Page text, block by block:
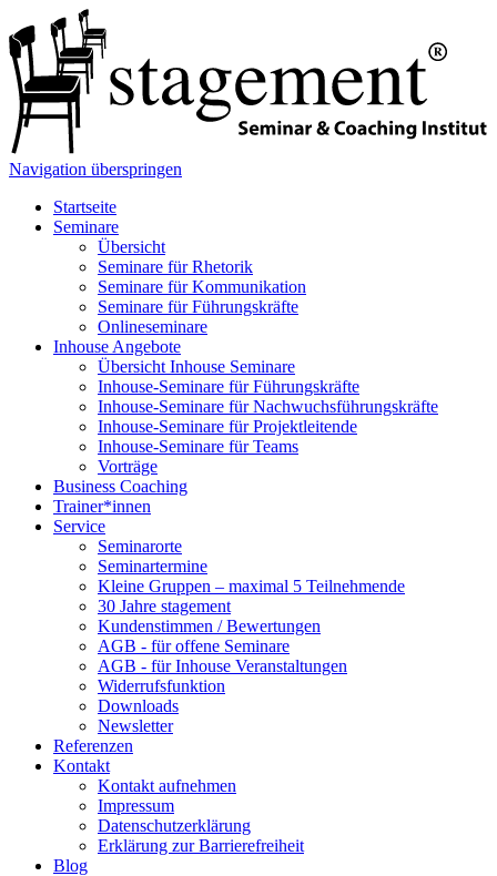
Navigation überspringen
Startseite
Seminare
Übersicht
Seminare für Rhetorik
Seminare für Kommunikation
Seminare für Führungskräfte
Onlineseminare
Inhouse Angebote
Übersicht Inhouse Seminare
Inhouse-Seminare für Führungskräfte
Inhouse-Seminare für Nachwuchsführungskräfte
Inhouse-Seminare für Projektleitende
Inhouse-Seminare für Teams
Vorträge
Business Coaching
Trainer*innen
Service
Seminarorte
Seminartermine
Kleine Gruppen – maximal 5 Teilnehmende
30 Jahre stagement
Kundenstimmen / Bewertungen
AGB - für offene Seminare
AGB - für Inhouse Veranstaltungen
Widerrufsfunktion
Downloads
Newsletter
Referenzen
Kontakt
Kontakt aufnehmen
Impressum
Datenschutzerklärung
Erklärung zur Barrierefreiheit
Blog